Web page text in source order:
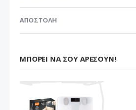
ΑΠΟΣΤΟΛΗ
ΜΠΟΡΕΊ ΝΑ ΣΟΥ ΑΡΈΣΟΥΝ!